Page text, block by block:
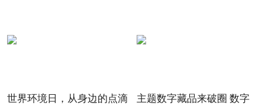
世界环境日，从身边的点滴
主题数字藏品来破圈 数字